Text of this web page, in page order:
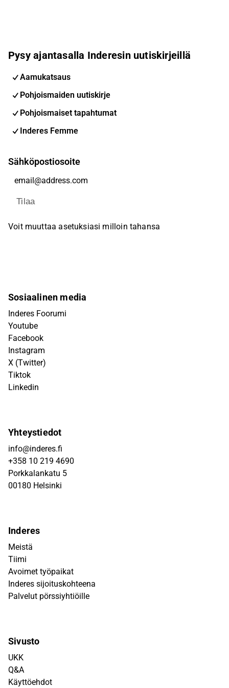
Pysy ajantasalla Inderesin uutiskirjeillä
Aamukatsaus
Pohjoismaiden uutiskirje
Pohjoismaiset tapahtumat
Inderes Femme
Sähköpostiosoite
Tilaa
Voit muuttaa asetuksiasi milloin tahansa
Sosiaalinen media
Inderes Foorumi
Youtube
Facebook
Instagram
X (Twitter)
Tiktok
Linkedin
Yhteystiedot
info@inderes.fi
+358 10 219 4690
Porkkalankatu 5
00180 Helsinki
Inderes
Meistä
Tiimi
Avoimet työpaikat
Inderes sijoituskohteena
Palvelut pörssiyhtiöille
Sivusto
UKK
Q&A
Käyttöehdot